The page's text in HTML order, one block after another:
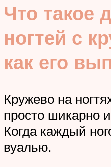
Что такое
ногтей с
как его
Кружево на
просто шикарно
Когда каждый
вуалью.